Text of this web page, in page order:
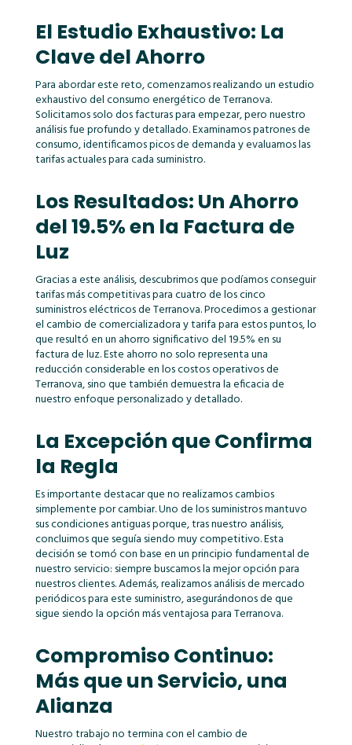
El Estudio Exhaustivo: La
Clave del Ahorro
Para abordar este reto, comenzamos realizando un estudio
exhaustivo del consumo energético de Terranova.
Solicitamos solo dos facturas para empezar, pero nuestro
análisis fue profundo y detallado. Examinamos patrones de
consumo, identificamos picos de demanda y evaluamos las
tarifas actuales para cada suministro.
Los Resultados: Un Ahorro
del 19.5% en la Factura de
Luz
Gracias a este análisis, descubrimos que podíamos conseguir
tarifas más competitivas para cuatro de los cinco
suministros eléctricos de Terranova. Procedimos a gestionar
el cambio de comercializadora y tarifa para estos puntos, lo
que resultó en un ahorro significativo del 19.5% en su
factura de luz. Este ahorro no solo representa una
reducción considerable en los costos operativos de
Terranova, sino que también demuestra la eficacia de
nuestro enfoque personalizado y detallado.
La Excepción que Confirma
la Regla
Es importante destacar que no realizamos cambios
simplemente por cambiar. Uno de los suministros mantuvo
sus condiciones antiguas porque, tras nuestro análisis,
concluimos que seguía siendo muy competitivo. Esta
decisión se tomó con base en un principio fundamental de
nuestro servicio: siempre buscamos la mejor opción para
nuestros clientes. Además, realizamos análisis de mercado
periódicos para este suministro, asegurándonos de que
sigue siendo la opción más ventajosa para Terranova.
Compromiso Continuo:
Más que un Servicio, una
Alianza
Nuestro trabajo no termina con el cambio de